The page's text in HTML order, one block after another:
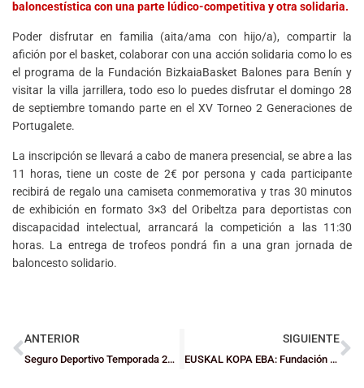
baloncestística con una parte lúdico-competitiva y otra solidaria.
Poder disfrutar en familia (aita/ama con hijo/a), compartir la
afición por el basket, colaborar con una acción solidaria como lo es
el programa de la Fundación BizkaiaBasket Balones para Benín y
visitar la villa jarrillera, todo eso lo puedes disfrutar el domingo 28
de septiembre tomando parte en el XV Torneo 2 Generaciones de
Portugalete.
La inscripción se llevará a cabo de manera presencial, se abre a las
11 horas, tiene un coste de 2€ por persona y cada participante
recibirá de regalo una camiseta conmemorativa y tras 30 minutos
de exhibición en formato 3×3 del Oribeltza para deportistas con
discapacidad intelectual, arrancará la competición a las 11:30
horas. La entrega de trofeos pondrá fin a una gran jornada de
baloncesto solidario.
ANTERIOR
Seguro Deportivo Temporada 2025/26
SIGUIENTE
EUSKAL KOPA EBA: Fundación Bilbao Basket, a la Final Four